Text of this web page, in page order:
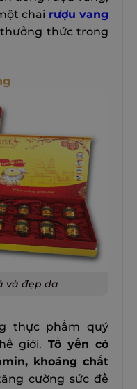
chai rượu vang
thức trong
và đẹp da
thực phẩm quý
giới. Tổ yến có
khoáng chất
cường sức đề